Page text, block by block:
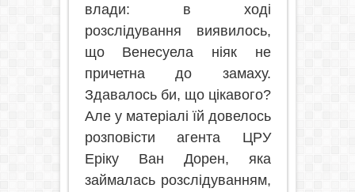
влади: в ході
розслідування виявилось,
що Венесуела ніяк не
причетна до замаху.
Здавалось би, що цікавого?
Але у матеріалі їй довелось
розповісти агента ЦРУ
Еріку Ван Дорен, яка
займалась розслідуванням,